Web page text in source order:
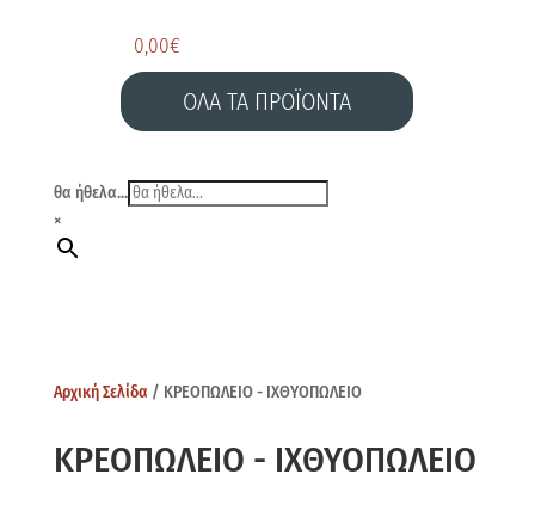
0,00€
ΟΛΑ ΤΑ ΠΡΟΪΟΝΤΑ
θα ήθελα...
×
Αρχική Σελίδα / ΚΡΕΟΠΩΛΕΙΟ - ΙΧΘΥΟΠΩΛΕΙΟ
ΚΡΕΟΠΩΛΕΙΟ - ΙΧΘΥΟΠΩΛΕΙΟ